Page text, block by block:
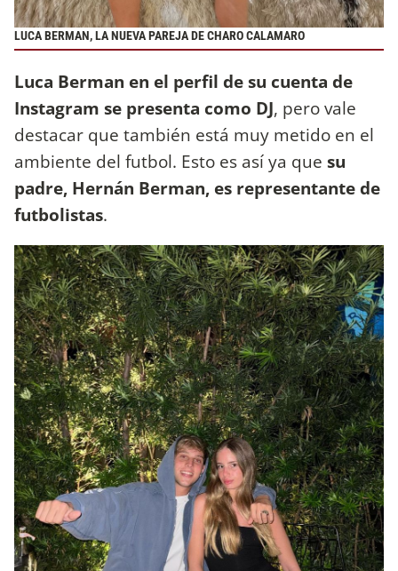
LUCA BERMAN, LA NUEVA PAREJA DE CHARO CALAMARO
Luca Berman en el perfil de su cuenta de
Instagram se presenta como DJ, pero vale
destacar que también está muy metido en el
ambiente del futbol. Esto es así ya que su
padre, Hernán Berman, es representante de
futbolistas.